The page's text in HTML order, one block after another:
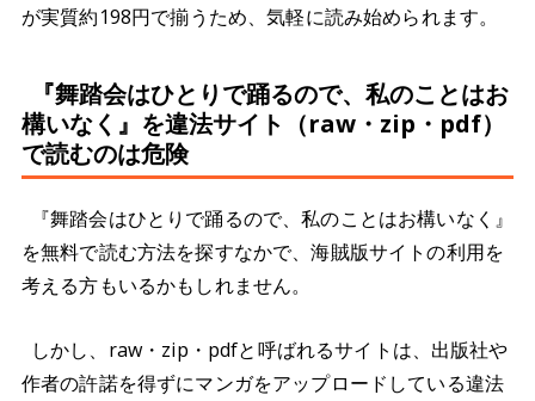
が実質約198円で揃うため、気軽に読み始められます。
『舞踏会はひとりで踊るので、私のことはお
構いなく』を違法サイト（raw・zip・pdf）
で読むのは危険
『舞踏会はひとりで踊るので、私のことはお構いなく』
を無料で読む方法を探すなかで、海賊版サイトの利用を
考える方もいるかもしれません。
しかし、raw・zip・pdfと呼ばれるサイトは、出版社や
作者の許諾を得ずにマンガをアップロードしている違法